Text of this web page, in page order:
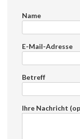
Name
E-Mail-Adresse
Betreff
Ihre Nachricht